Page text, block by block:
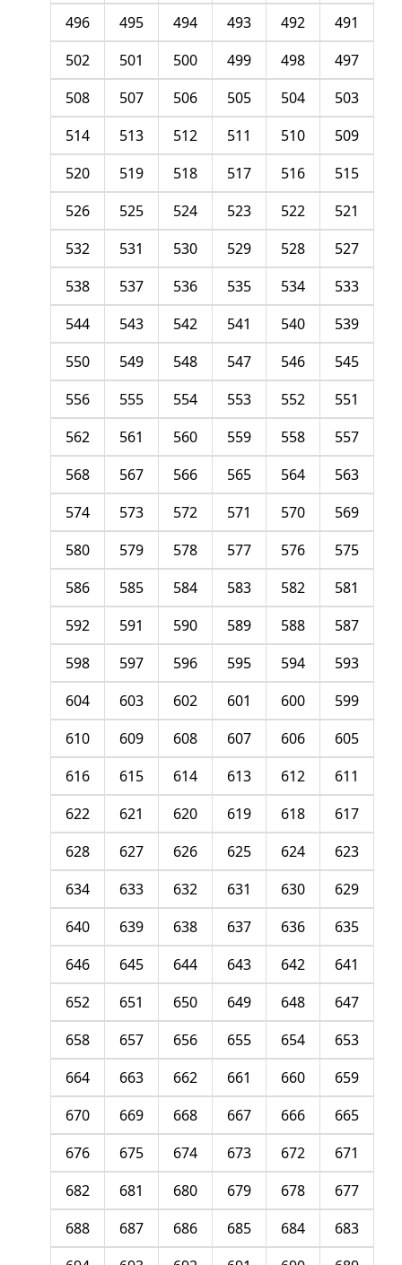
491
492
493
494
495
496
497
498
499
500
501
502
503
504
505
506
507
508
509
510
511
512
513
514
515
516
517
518
519
520
521
522
523
524
525
526
527
528
529
530
531
532
533
534
535
536
537
538
539
540
541
542
543
544
545
546
547
548
549
550
551
552
553
554
555
556
557
558
559
560
561
562
563
564
565
566
567
568
569
570
571
572
573
574
575
576
577
578
579
580
581
582
583
584
585
586
587
588
589
590
591
592
593
594
595
596
597
598
599
600
601
602
603
604
605
606
607
608
609
610
611
612
613
614
615
616
617
618
619
620
621
622
623
624
625
626
627
628
629
630
631
632
633
634
635
636
637
638
639
640
641
642
643
644
645
646
647
648
649
650
651
652
653
654
655
656
657
658
659
660
661
662
663
664
665
666
667
668
669
670
671
672
673
674
675
676
677
678
679
680
681
682
683
684
685
686
687
688